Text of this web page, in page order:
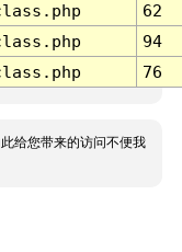
62
94
76
给您带来的访问不便我